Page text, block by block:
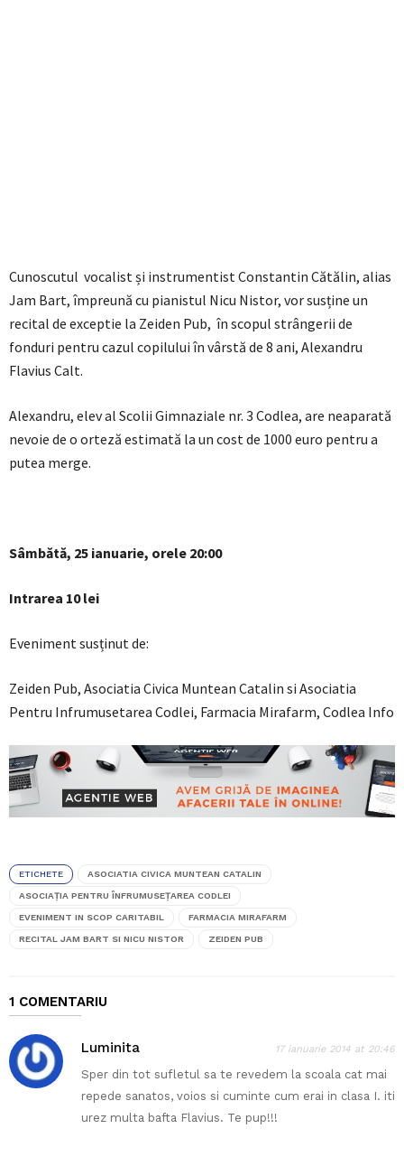
Cunoscutul vocalist și instrumentist Constantin Cătălin, alias
Jam Bart, împreună cu pianistul Nicu Nistor, vor susține un
recital de exceptie la Zeiden Pub, în scopul strângerii de
fonduri pentru cazul copilului în vârstă de 8 ani, Alexandru
Flavius Calt.
Alexandru, elev al Scolii Gimnaziale nr. 3 Codlea, are neaparată
nevoie de o orteză estimată la un cost de 1000 euro pentru a
putea merge.
Sâmbătă, 25 ianuarie, orele 20:00
Intrarea 10 lei
Eveniment susținut de:
Zeiden Pub, Asociatia Civica Muntean Catalin si Asociatia
Pentru Infrumusetarea Codlei, Farmacia Mirafarm, Codlea Info
ETICHETE ASOCIATIA CIVICA MUNTEAN CATALIN
ASOCIAŢIA PENTRU ÎNFRUMUSEŢAREA CODLEI
EVENIMENT IN SCOP CARITABIL FARMACIA MIRAFARM
RECITAL JAM BART SI NICU NISTOR ZEIDEN PUB
1 COMENTARIU
Luminita 17 ianuarie 2014 at 20:46
Sper din tot sufletul sa te revedem la scoala cat mai
repede sanatos, voios si cuminte cum erai in clasa I. iti
urez multa bafta Flavius. Te pup!!!